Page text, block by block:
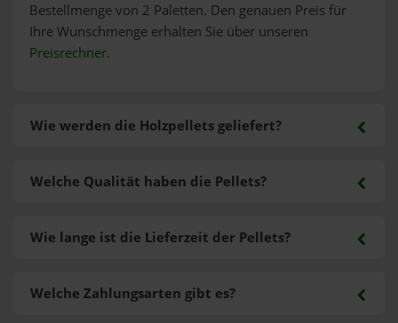
Bestellmenge von 2 Paletten. Den genauen Preis für
Ihre Wunschmenge erhalten Sie über unseren
Preisrechner.
Wie werden die Holzpellets geliefert?
Welche Zahlungsarten gibt es?
Welche Qualität haben die Pellets?
Wie lange ist die Lieferzeit der Pellets?